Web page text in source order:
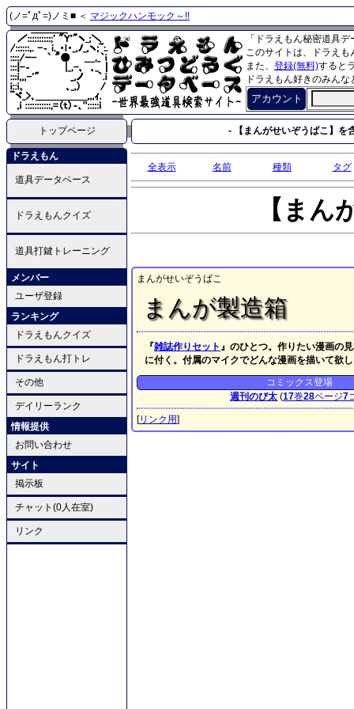
(ノ=ﾟдﾟ=)ノミ■ ＜ マジックハンモック～!!
「ドラえもん秘密道具
このサイトは、ドラえ
また、 登録(無料)すると
ドラえもん好きのみん
アカウント
トップページ - 【まんがせいぞうばこ】を
ドラえもん
道具データベース
ドラえもんクイズ
道具打鍵トレーニング
メンバー
ユーザ登録
ランキング
ドラえもんクイズ
ドラえもん打トレ
その他
デイリーランク
情報提供
お問い合わせ
サイト
掲示板
チャット(0人在室)
リンク
全表示 名前 種類 タグ
【まん
まんがせいぞうばこ
まんが製造箱
『雑誌作りセット 』のひとつ。作りたい漫画の
に付く。付属のマイクでどんな漫画を描いて欲
コミックス登場
週刊のび太 (17巻28ページ7
[リンク用]